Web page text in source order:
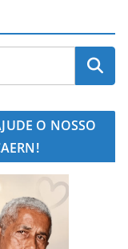
O NOSSO